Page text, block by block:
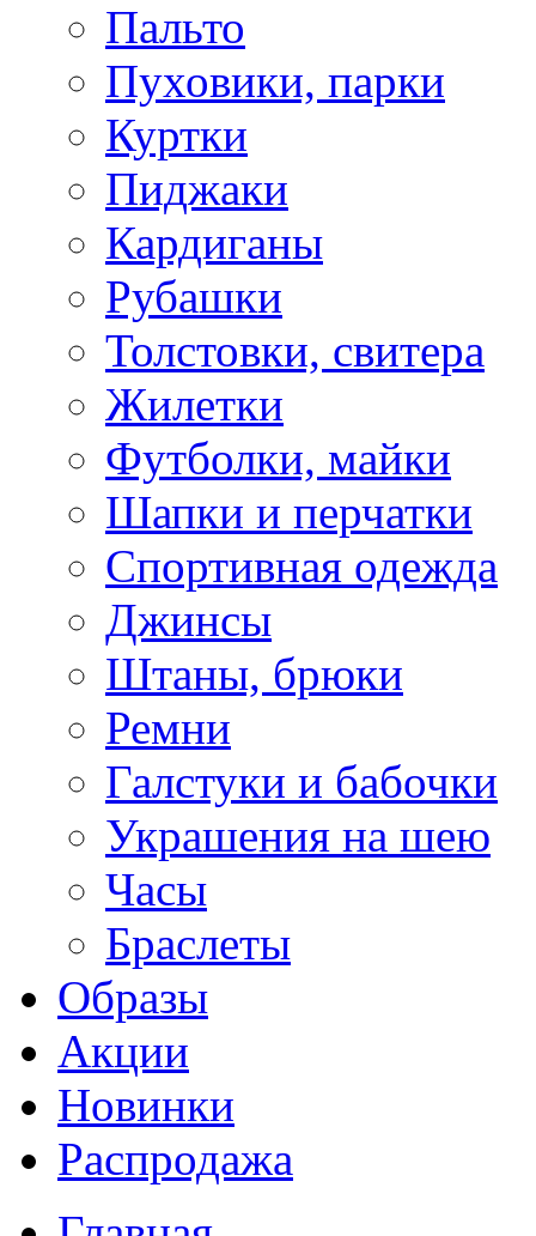
Пальто
Пуховики, парки
Куртки
Пиджаки
Кардиганы
Рубашки
Толстовки, свитера
Жилетки
Футболки, майки
Шапки и перчатки
Спортивная одежда
Джинсы
Штаны, брюки
Ремни
Галстуки и бабочки
Украшения на шею
Часы
Браслеты
Образы
Акции
Новинки
Распродажа